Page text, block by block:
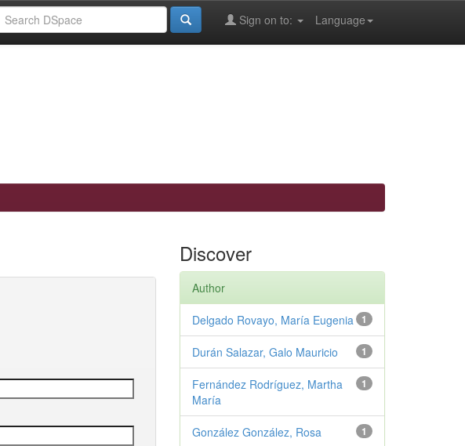
Language
Sign on to:
Discover
Author
1
Delgado Rovayo, María Eugenia
1
Durán Salazar, Galo Mauricio
1
Fernández Rodríguez, Martha
María
1
González González, Rosa